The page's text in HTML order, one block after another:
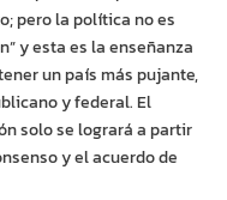
pero la política no es
y esta es la enseñanza
un país más pujante,
y federal. El
solo se logrará a partir
y el acuerdo de